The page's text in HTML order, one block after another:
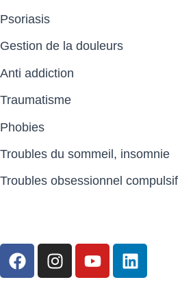
Psoriasis
Gestion de la douleurs
Anti addiction
Traumatisme
Phobies
Troubles du sommeil, insomnie
Troubles obsessionnel compulsif